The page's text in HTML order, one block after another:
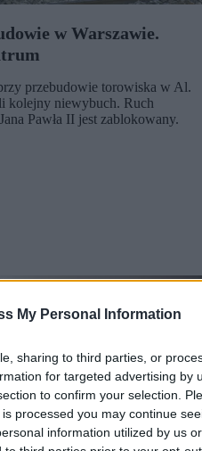
My Personal Information
sharing to third parties, or
for targeted advertising by
to confirm your selection.
processed you may continue
information utilized by us or
w Warszawie.
przebudowie torowiska w Al.
kolejny niewybuch. Ruch
Pawła II jest zablokowany.